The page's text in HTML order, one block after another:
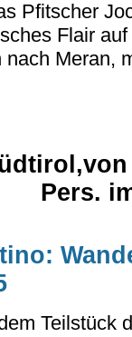
Pfitscher
Flair
Meran,
Pers.
Teilstück